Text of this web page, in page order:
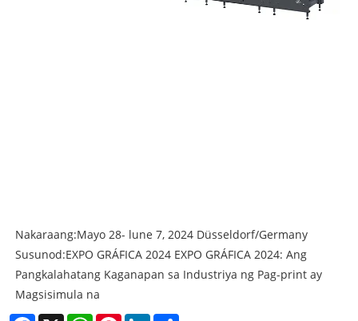
Nakaraang:Mayo 28- lune 7, 2024 Düsseldorf/Germany
Susunod:EXPO GRÁFICA 2024 EXPO GRÁFICA 2024: Ang
Pangkalahatang Kaganapan sa Industriya ng Pag-print ay
Magsisimula na